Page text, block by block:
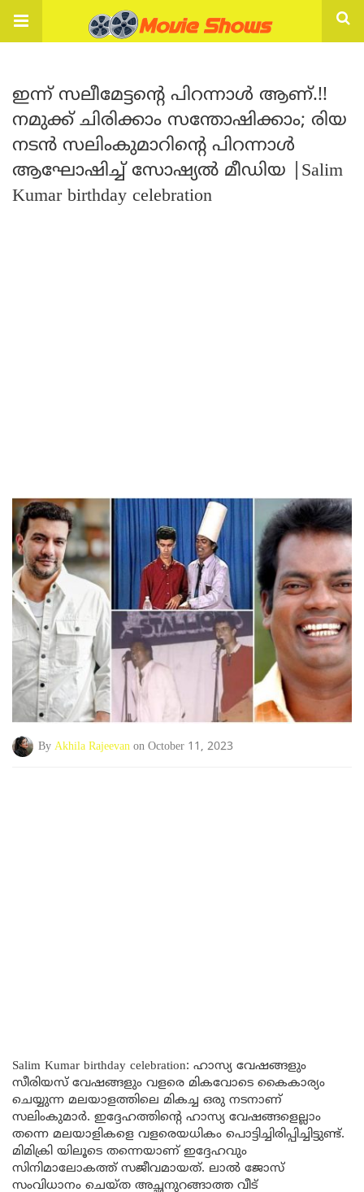
ഇന്ന് സലീമേട്ടന്റെ പിറന്നാൾ ആണ്.!!
നമുക്ക് ചിരിക്കാം സന്തോഷിക്കാം; രിയ
നടൻ സലിംകുമാറിന്റെ പിറന്നാൾ
ആഘോഷിച്ച് സോഷ്യൽ മീഡിയ |Salim
Kumar birthday celebration
By Akhila Rajeevan on October 11, 2023
Salim Kumar birthday celebration: ഹാസ്യ വേഷങ്ങളും
സീരിയസ് വേഷങ്ങളും വളരെ മികവോടെ കൈകാര്യം
ചെയ്യുന്ന മലയാളത്തിലെ മികച്ച ഒരു നടനാണ്
സലിംകുമാർ. ഇദ്ദേഹത്തിന്റെ ഹാസ്യ വേഷങ്ങളെല്ലാം
തന്നെ മലയാളികളെ വളരെയധികം പൊട്ടിച്ചിരിപ്പിച്ചിട്ടുണ്ട്.
മിമിക്രി യിലൂടെ തന്നെയാണ് ഇദ്ദേഹവും
സിനിമാലോകത്ത് സജീവമായത്. ലാൽ ജോസ്
സംവിധാനം ചെയ്ത അച്ഛനുറങ്ങാത്ത വീട്